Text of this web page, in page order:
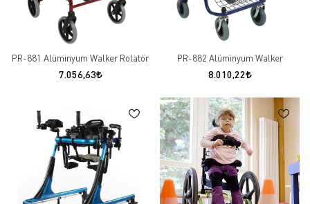
PR-881 Alüminyum Walker Rolatör
7.056,63
PR-882 Alüminyum Walker
8.010,22